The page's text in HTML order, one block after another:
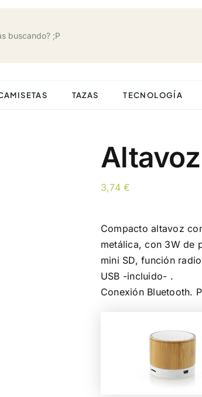
TAZAS TECNOLOGÍA
3,74€
Compacto altavoz
metálica, con 3W de
mini SD, función
USB -incluido- .
Conexión Bluetooth.